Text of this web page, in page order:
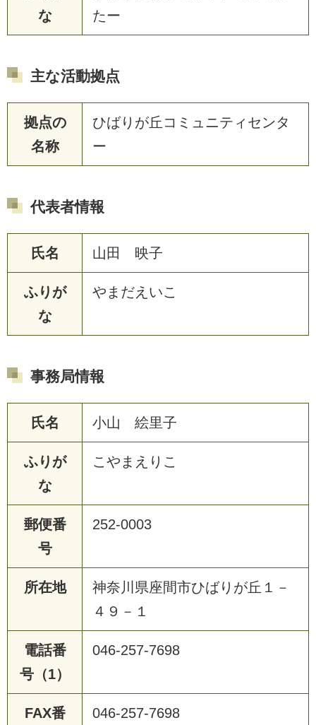
な
たー
主な活動拠点
拠点の
名称
ひばりが丘コミュニティセンタ
ー
代表者情報
氏名 山田 映子
ふりが
な
やまだえいこ
事務局情報
氏名 小山 絵里子
ふりが
な
こやまえりこ
郵便番
号
252-0003
所在地
神奈川県座間市ひばりが丘１－
４９－１
電話番
号（1）
046-257-7698
FAX番
046-257-7698